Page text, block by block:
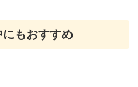
もおすすめ